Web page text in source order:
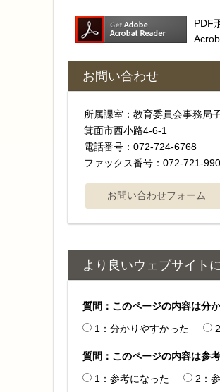
PDF
お問い合わせ
所属課室：教育委員会事務局
箕面市西小路4‐6‐1
電話番号：072-724-6768
ファックス番号：072-721-
より良いウェブサイト
質問：このページの内容は分
1：分かりやすかった
質問：このページの内容は参
1：参考になった
2：